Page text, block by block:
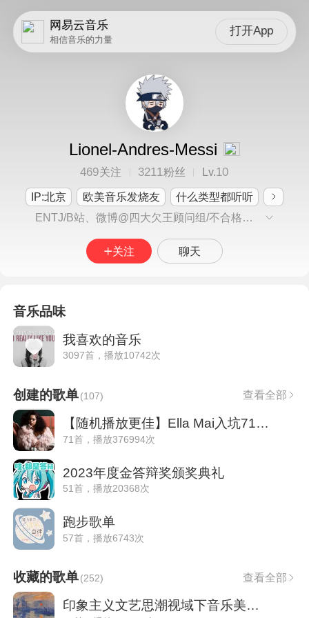
网易云音乐
相信音乐的力量
打开App
Lionel-Andres-Messi
469关注 3211粉丝 Lv.10
IP:北京 欧美音乐发烧友
什么类型都听听
ENTJ/B站、微博@四大欠王顾问组/不合格的B站LP粉丝向资讯号@LinkinParkChina 运营/足球/音乐杂食发烧友（流行电子另类R&B摇滚乡村说唱爵士）/“听点好的”/音游玩家/英语/日语/西语
关注 聊天
音乐品味
我喜欢的音乐
3097首，播放10742次
创建的歌单(107) 查看全部
【随机播放更佳】Ella Mai入坑71首精选
71首，播放376994次
2023年度金答辩奖颁奖典礼
51首，播放20368次
跑步歌单
57首，播放6743次
收藏的歌单(252) 查看全部
印象主义文艺思潮视域下音乐美学思想